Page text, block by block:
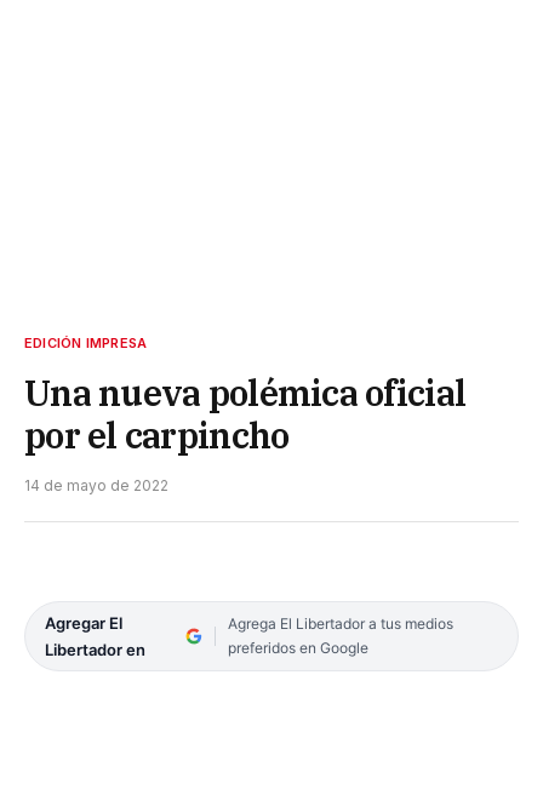
EDICIÓN IMPRESA
Una nueva polémica oficial
por el carpincho
14 de mayo de 2022
Agregar El
Libertador en
Agrega El Libertador a tus medios
preferidos en Google